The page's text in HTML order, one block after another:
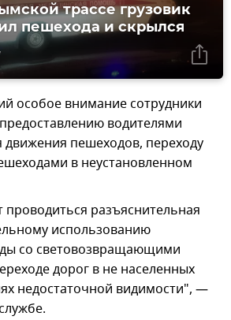
трассе грузовик
пешехода и скрылся
особое внимание сотрудники
водителями
пешеходов, переходу
в неустановленном
проводиться разъяснительная
использованию
со световозвращающими
дорог в не населенных
недостаточной видимости", —